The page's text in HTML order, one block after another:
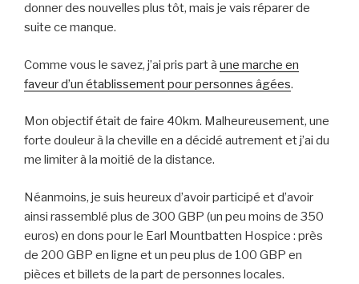
donner des nouvelles plus tôt, mais je vais réparer de
suite ce manque.
Comme vous le savez, j’ai pris part à une marche en
faveur d’un établissement pour personnes âgées.
Mon objectif était de faire 40km. Malheureusement, une
forte douleur à la cheville en a décidé autrement et j’ai du
me limiter à la moitié de la distance.
Néanmoins, je suis heureux d’avoir participé et d’avoir
ainsi rassemblé plus de 300 GBP (un peu moins de 350
euros) en dons pour le Earl Mountbatten Hospice : près
de 200 GBP en ligne et un peu plus de 100 GBP en
pièces et billets de la part de personnes locales.